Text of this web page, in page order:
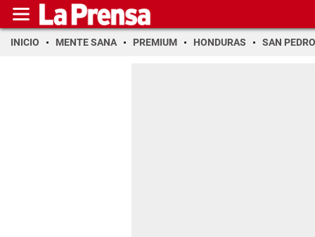
INICIO MENTE SANA PREMIUM HONDURAS SAN PEDRO